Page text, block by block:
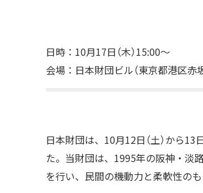
日時：10月17日（木）15:00～
会場：日本財団ビル（東京都港区赤
日本財団は、10月12日（土）から
た。当財団は、1995年の阪神・淡
を行い、民間の機動力と柔軟性の